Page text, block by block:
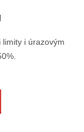
i úrazovým